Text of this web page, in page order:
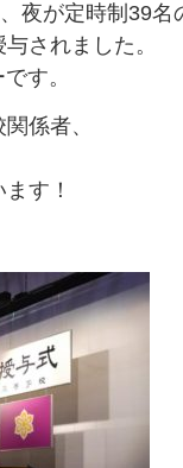
夜が定時制39名
されました。
す。
係者、
す！